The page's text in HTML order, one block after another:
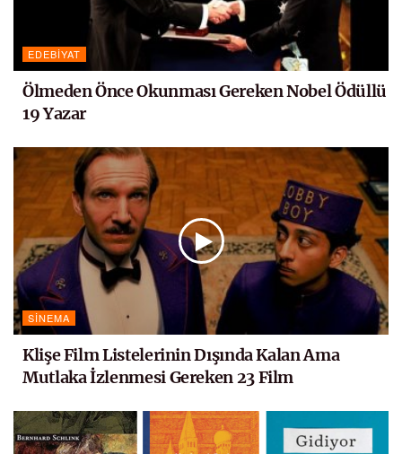
EDEBIYAT
Ölmeden Önce Okunması Gereken Nobel Ödüllü
19 Yazar
SINEMA
Klişe Film Listelerinin Dışında Kalan Ama
Mutlaka İzlenmesi Gereken 23 Film